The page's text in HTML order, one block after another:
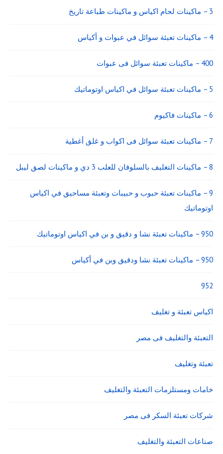
3 – ماكينات لحام اكياس و ماكينات طباعة تاريخ
4 – ماكينات تعبئة سوائل في عبوات و أكياس
400 – ماكينات تعبئة سوائل فى عبوات
5 – ماكينات تعبئة سوائل في اكياس اوتوماتيك
6 – ماكينات فاكيوم
7 – ماكينات تعبئة سوائل فى اكواب و غلق أغطية
8 – ماكينات التغليف بالسلوفان للعلب 3 دي و ماكينات لصق ليبل
9 – ماكينات تعبئة حبوب و حبيبات وتعبئة مساحيق في اكياس
اوتوماتيك
950 – ماكينات تعبئة نشا و دقيق و بن في اكياس اوتوماتيك
950 – ماكينات تعبئة نشا ودقيق وبن في أكياس
952
اكياس تعبئة و تغليف
التعبئة والتغليف فى مصر
تعبئة وتغليف
خامات ومستلزمات التعبئة والتغليف
شركات تعبئة السكر فى مصر
صناعات التعبئة والتغليف